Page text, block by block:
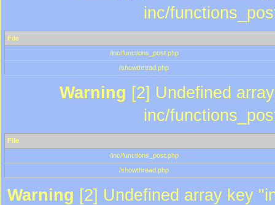
inc/
File
/inc/functions_post.php
/showthread.php
Warning [2] Undefined
inc/
File
/inc/functions_post.php
/showthread.php
Warning [2] Undefined array key